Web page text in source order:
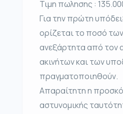
Τιμη πωλησης :
Για την πρώτη
ορίζεται το ποσό
ανεξάρτητα από τον
ακινήτων και των
πραγματοποιηθούν.
Απαραίτητη η
αστυνομικής